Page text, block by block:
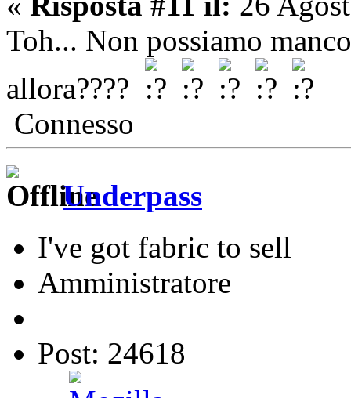
Toh... Non possiamo
allora????
Connesso
Underpass
I've got fabric to sell
Amministratore
Post: 24618